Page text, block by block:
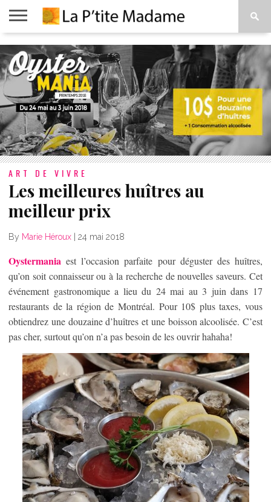
ACCUEIL
BEAUTÉ
MODE
ART
DE
VIVRE
À
PROPOS
ART DE VIVRE
Les meilleures huîtres au
meilleur prix
By Marie Héroux 24 mai 2018
Oystermania est l’occasion parfaite pour déguster des huîtres,
qu’on soit connaisseur ou à la recherche de nouvelles saveurs. Cet
événement gastronomique a lieu du 24 mai au 3 juin dans 17
restaurants de la région de Montréal. Pour 10$ plus taxes, vous
obtiendrez une douzaine d’huîtres et une boisson alcoolisée. C’est
pas cher, surtout qu’on n’a pas besoin de les ouvrir hahaha!